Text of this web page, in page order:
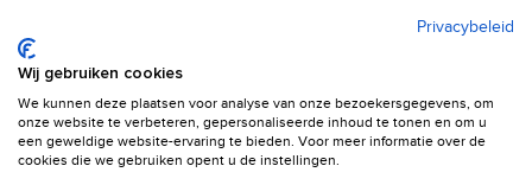
© 2026
Algemene voorwaarden
Privacyverklaring
hier. We helpen je snel
verder.
Privacybeleid
Wij gebruiken cookies
We kunnen deze plaatsen voor analyse van onze bezoekersgegevens, om
onze website te verbeteren, gepersonaliseerde inhoud te tonen en om u
een geweldige website-ervaring te bieden. Voor meer informatie over de
cookies die we gebruiken opent u de instellingen.